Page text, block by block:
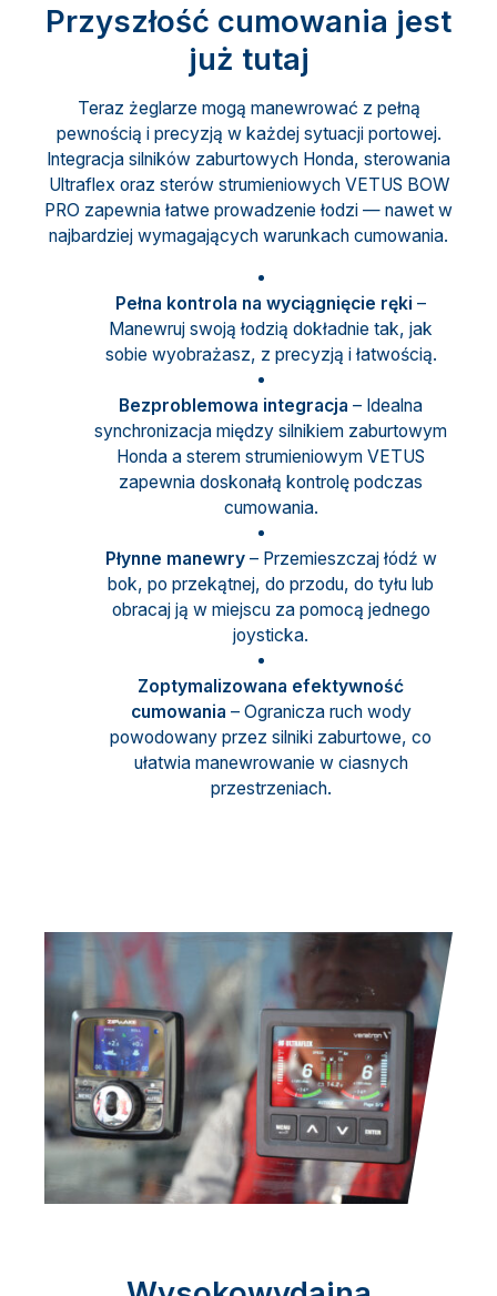
Przyszłość cumowania jest
już tutaj
Teraz żeglarze mogą manewrować z pełną
pewnością i precyzją w każdej sytuacji portowej.
Integracja silników zaburtowych Honda, sterowania
Ultraflex oraz sterów strumieniowych VETUS BOW
PRO zapewnia łatwe prowadzenie łodzi — nawet w
najbardziej wymagających warunkach cumowania.
Pełna kontrola na wyciągnięcie ręki –
Manewruj swoją łodzią dokładnie tak, jak
sobie wyobrażasz, z precyzją i łatwością.
Bezproblemowa integracja – Idealna
synchronizacja między silnikiem zaburtowym
Honda a sterem strumieniowym VETUS
zapewnia doskonałą kontrolę podczas
cumowania.
Płynne manewry– Przemieszczaj łódź w
bok, po przekątnej, do przodu, do tyłu lub
obracaj ją w miejscu za pomocą jednego
joysticka.
Zoptymalizowana efektywność
cumowania – Ogranicza ruch wody
powodowany przez silniki zaburtowe, co
ułatwia manewrowanie w ciasnych
przestrzeniach.